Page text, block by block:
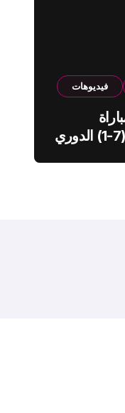
فيديوهات
برشلونة وفالنسيا (7-1) الدوري